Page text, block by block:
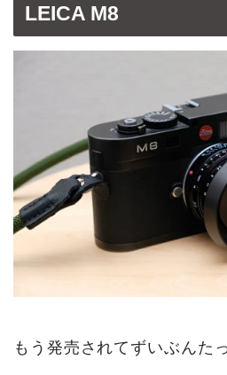
LEICA M8
もう発売されてずいぶんた